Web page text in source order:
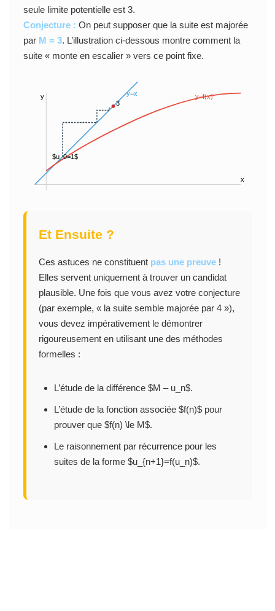
seule limite potentielle est 3.
Conjecture : On peut supposer que la suite est majorée
par M = 3. L’illustration ci-dessous montre comment la
suite « monte en escalier » vers ce point fixe.
x
y y=x
y=f(x)
3
$u_0=1$
Et Ensuite ?
Ces astuces ne constituent pas une preuve!
Elles servent uniquement à trouver un candidat
plausible. Une fois que vous avez votre conjecture
(par exemple, « la suite semble majorée par 4 »),
vous devez impérativement le démontrer
rigoureusement en utilisant une des méthodes
formelles :
L’étude de la différence $M – u_n$.
L’étude de la fonction associée $f(n)$ pour
prouver que $f(n) \le M$.
Le raisonnement par récurrence pour les
suites de la forme $u_{n+1}=f(u_n)$.